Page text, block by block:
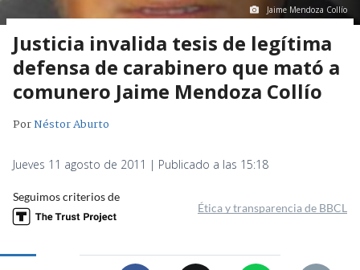
Jaime Mendoza Collío
Justicia invalida tesis de legítima
defensa de carabinero que mató a
comunero Jaime Mendoza Collío
PorNéstor Aburto
Jueves 11 agosto de 2011 | Publicado a las 15:18
Seguimos criterios de
Ética y transparencia de BBCL